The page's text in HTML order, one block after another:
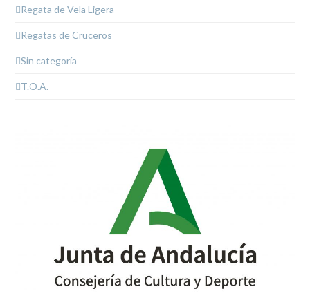
Regata de Vela Ligera
Regatas de Cruceros
Sin categoría
T.O.A.